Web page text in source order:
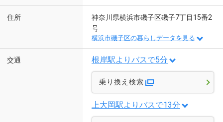
住所
神奈川県横浜市磯子区磯子7丁目15番2
号
横浜市磯子区の暮らしデータを見る
交通 根岸駅よりバスで5分
乗り換え検索
上大岡駅よりバスで13分